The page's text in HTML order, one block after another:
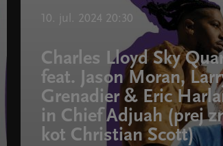
10. jul. 2024 20:30
Charles Lloyd Sky
feat. Jason Moran,
Grenadier & Eric
in Chief Adjuah (prej
kot Christian Scott)